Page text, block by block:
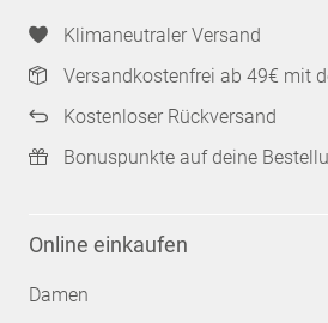
Klimaneutraler Versand
Versandkostenfrei ab 49€ mit
Kostenloser Rückversand
Bonuspunkte auf deine
Online einkaufen
Damen